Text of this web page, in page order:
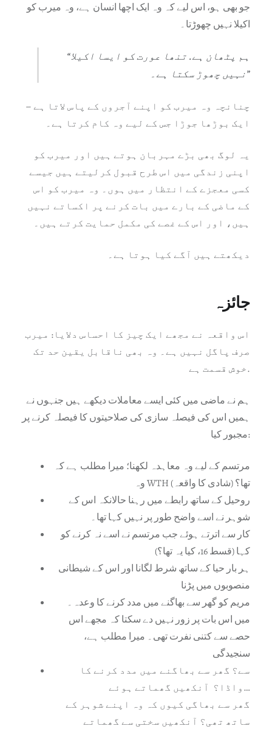
جو بھی ہو، اس لیے کہ وہ ایک اچھا انسان ہے، وہ میرب کو
اکیلا نہیں چھوڑتا۔
“ہم پٹھان ہے. تنھا عورت کو ایسا اکیلا
نہیں چھوڑ سکتا ہے۔”
چنانچہ وہ میرب کو اپنے آجروں کے پاس لاتا ہے –
ایک بوڑھا جوڑا جس کے لیے وہ کام کرتا ہے۔
یہ لوگ بھی بڑے مہربان ہوتے ہیں اور میرب کو
اپنی زندگی میں اس طرح قبول کرلیتے ہیں جیسے
کسی معجزے کے انتظار میں ہوں۔ وہ میرب کو اس
کے ماضی کے بارے میں بات کرنے پر اکساتے نہیں
ہیں، اور اس کے غصے کی مکمل حمایت کرتے ہیں۔
دیکھتے ہیں آگے کیا ہوتا ہے۔
جائزہ
اس واقعہ نے مجھے ایک چیز کا احساس دلایا: میرب
صرف پاگل نہیں ہے۔ وہ بھی ناقابل یقین حد تک
خوش قسمت ہے.
ہم نے ماضی میں کئی ایسے معاملات دیکھے ہیں جنہوں نے
ہمیں اس کی فیصلہ سازی کی صلاحیتوں کا فیصلہ کرنے پر
مجبور کیا:
مرتسم کے لیے وہ معاہدہ لکھنا؛ میرا مطلب ہے کہ
وہ WTH تھا؟ (شادی کا واقعہ)
روحیل کے ساتھ رابطے میں رہنا حالانکہ اس کے
شوہر نے اسے واضح طور پر نہیں کہا تھا۔
کار سے اترتے ہوئے جب مرتسم نے اسے نہ کرنے کو
کہا (قسط 16، کیا یہ تھا؟)
ہر بار حیا کے ساتھ شرط لگانا اور اس کے شیطانی
منصوبوں میں پڑنا
مریم کو گھر سے بھاگنے میں مدد کرنے کا وعدہ۔
میں اس بات پر زور نہیں دے سکتا کہ مجھے اس
حصے سے کتنی نفرت تھی۔ میرا مطلب ہے،
سنجیدگی
سے؟ گھر سے بھاگنے میں مدد کرنے کا
واڈا؟ آنکھیں گھماتے ہوئے…
گھر سے بھاگی کیوں کہ وہ اپنے شوہر کے
ساتھ تھی؟ آنکھیں سختی سے گھماتے